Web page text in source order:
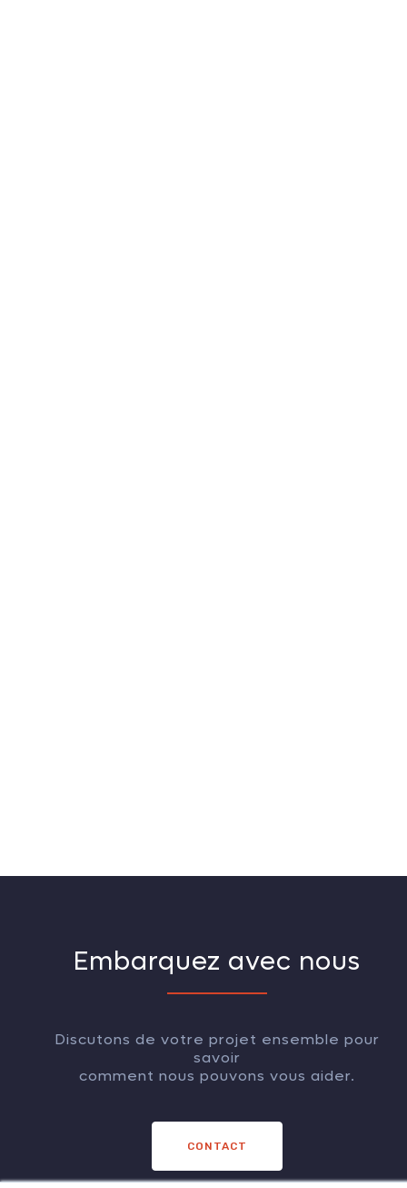
Embarquez avec nous
Discutons de votre projet ensemble pour
savoir
comment nous pouvons vous aider.
CONTACT